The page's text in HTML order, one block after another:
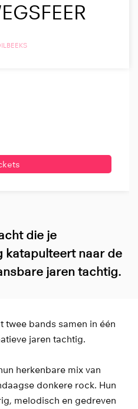
die je
katapulteert naar de
jaren tachtig.
twee bands samen in één
jaren tachtig.
herkenbare mix van
donkere rock. Hun
melodisch en gedreven